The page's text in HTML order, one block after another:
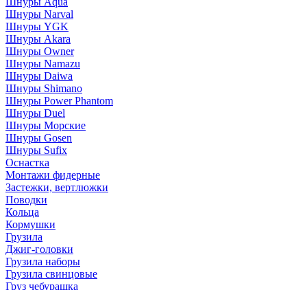
Шнуры Narval
Шнуры YGK
Шнуры Akara
Шнуры Owner
Шнуры Namazu
Шнуры Daiwa
Шнуры Shimano
Шнуры Power Phantom
Шнуры Duel
Шнуры Морские
Шнуры Gosen
Шнуры Sufix
Оснастка
Монтажи фидерные
Застежки, вертлюжки
Поводки
Кольца
Кормушки
Грузила
Джиг-головки
Грузила наборы
Грузила свинцовые
Груз чебурашка